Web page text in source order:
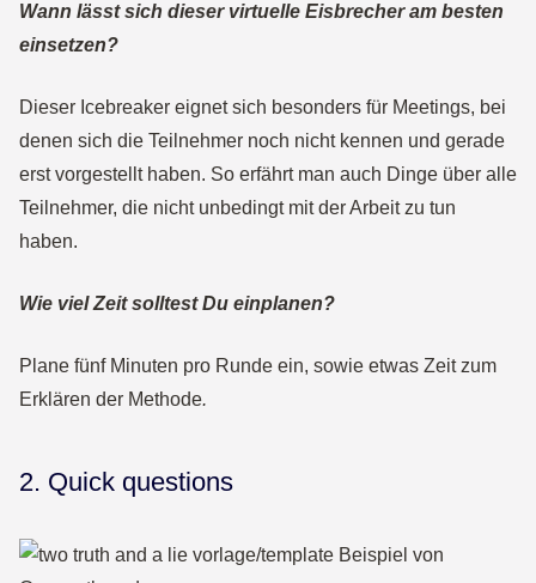
Wann lässt sich dieser virtuelle Eisbrecher am besten
einsetzen?
Dieser Icebreaker eignet sich besonders für Meetings, bei
denen sich die Teilnehmer noch nicht kennen und gerade
erst vorgestellt haben. So erfährt man auch Dinge über alle
Teilnehmer, die nicht unbedingt mit der Arbeit zu tun
haben.
Wie viel Zeit solltest Du einplanen?
Plane fünf Minuten pro Runde ein, sowie etwas Zeit zum
Erklären der Methode.
2. Quick questions